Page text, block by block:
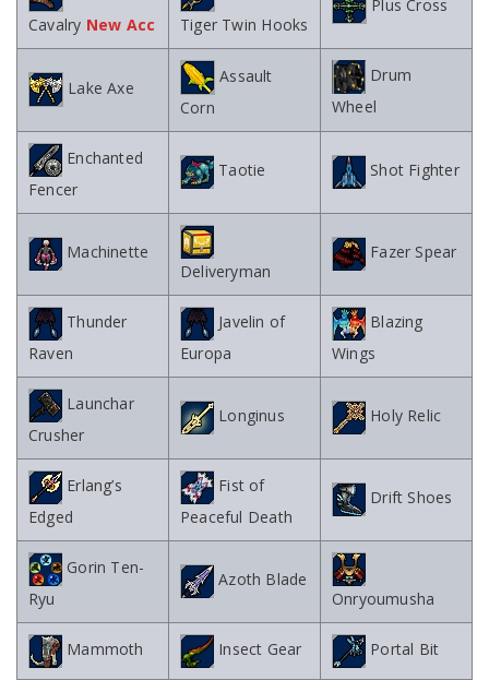
Cavalry New Acc
Tiger Twin Hooks
Plus Cross
Lake Axe
Assault
Corn
Drum
Wheel
Enchanted
Fencer
Taotie Shot Fighter
Machinette
Deliveryman
Fazer Spear
Thunder
Raven
Javelin of
Europa
Blazing
Wings
Launchar
Crusher
Longinus Holy Relic
Erlang’s
Edged
Fist of
Peaceful Death
Drift Shoes
Gorin Ten-
Ryu
Azoth Blade
Onryoumusha
Mammoth Insect Gear Portal Bit